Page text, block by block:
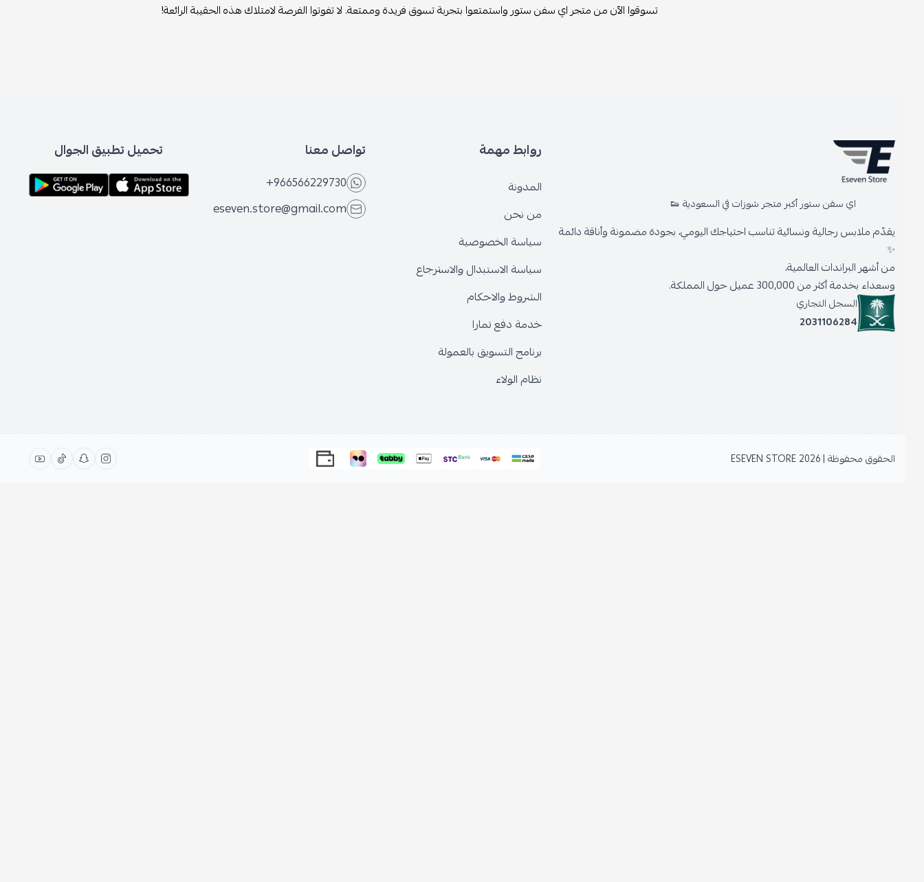
تسوقوا الآن من متجر اي سفن ستور واستمتعوا بتجربة تسوق فريدة وممتعة. لا تفوتوا الفرصة لامتلاك هذه الحقيبة الرائعة!
اي سفن ستور أكبر متجر شوزات في السعودية 👟
يقدّم ملابس رجالية ونسائية تناسب احتياجك اليومي، بجودة مضمونة وأناقة دائمة
من أشهر البراندات العالمية،
وسعداء بخدمة أكثر من 300,000 عميل حول المملكة.
السجل التجاري
2031106284
روابط مهمة
المدونة
من نحن
سياسة الخصوصية
سياسة الاستبدال والاسترجاع
الشروط والاحكام
خدمة دفع تمارا
برنامج التسويق بالعمولة
نظام الولاء
تواصل معنا
+966566229730
eseven.store@gmail.com
تحميل تطبيق الجوال
الحقوق محفوظة | 2026 ESEVEN STORE